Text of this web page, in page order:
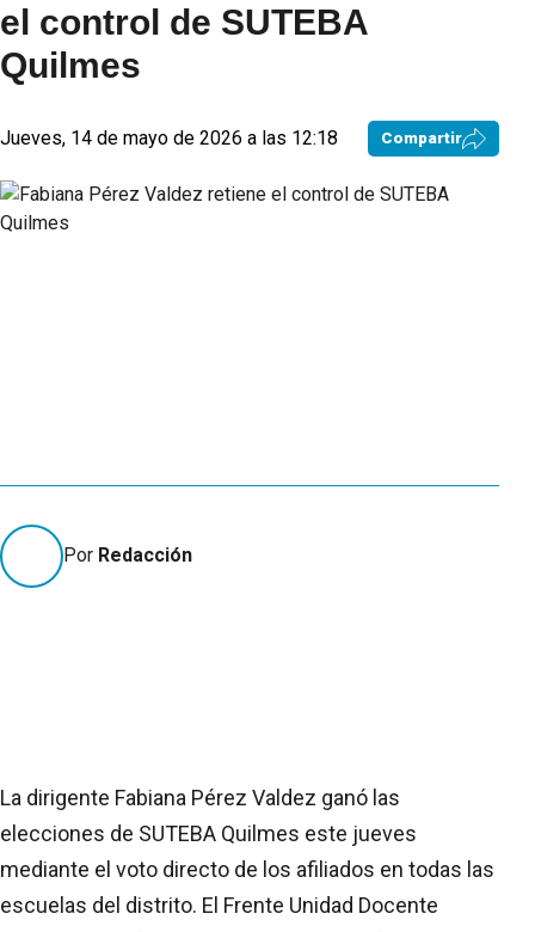
el control de SUTEBA
Quilmes
Jueves, 14 de mayo de 2026 a las 12:18 Compartir
Por Redacción
La dirigente Fabiana Pérez Valdez ganó las
elecciones de SUTEBA Quilmes este jueves
mediante el voto directo de los afiliados en todas las
escuelas del distrito. El Frente Unidad Docente